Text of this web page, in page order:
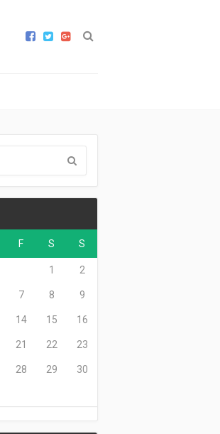
F S S
1 2
7 8 9
14 15 16
21 22 23
28 29 30